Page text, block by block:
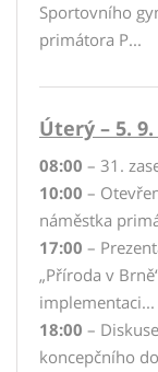
Sportovního
primátora P...
Úterý – 5. 9.
08:00 – 31.
10:00 –
náměstka
17:00 –
„Příroda v
implementaci...
18:00 –
koncepčního